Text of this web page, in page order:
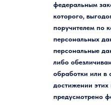
федеральным
которого,
поручителем по
персональных
персональные
либо
обработки или в
достижении этих
предусмотрено